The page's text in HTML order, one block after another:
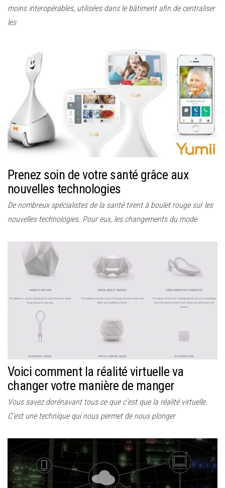
moins interopérables, utilisées dans le bâtiment afin de centraliser
les
Prenez soin de votre santé grâce aux
nouvelles technologies
De nombreux spécialistes de la santé tirent à boulet rouge sur les
nouvelles technologies. Pour eux, les changements du mode
Voici comment la réalité virtuelle va
changer votre manière de manger
Vous savez dorénavant tous ce que c’est que la réalité virtuelle.
C’est une technique qui nous permet de nous plonger